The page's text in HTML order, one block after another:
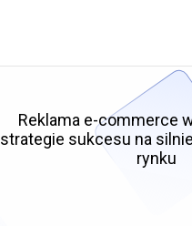
Reklama e-commerce
strategie sukcesu na
rynku